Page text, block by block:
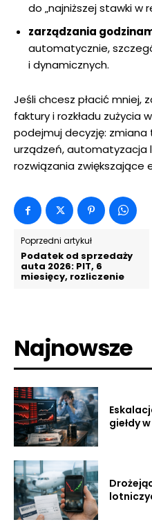
do „najniższej stawki w
zarządzania
automatycznie,
i dynamicznych.
Jeśli chcesz płacić mniej,
faktury i rozkładu zużycia
podejmuj decyzję:
urządzeń, automatyzacja
rozwiązania zwiększające
Poprzedni artykuł
Podatek od sprzedaży
auta 2026: PIT, 6
miesięcy, rozliczenie
Najnowsze
giełdy